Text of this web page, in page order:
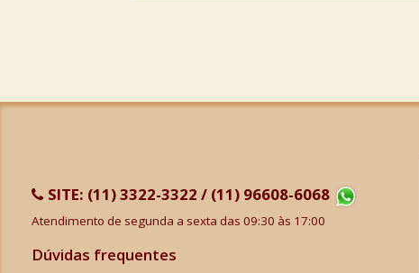
SITE: (11) 3322-3322 / (11) 96608-6068
Atendimento de segunda a sexta das 09:30 às 17:00
Dúvidas frequentes